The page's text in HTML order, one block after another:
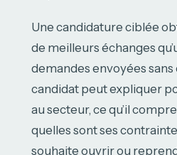
Une candidature ciblée
de meilleurs échanges
demandes envoyées sans
candidat peut expliquer
au secteur, ce qu’il
quelles sont ses
souhaite ouvrir ou